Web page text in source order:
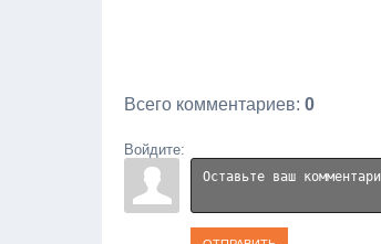
Всего комментариев: 0
Войдите: